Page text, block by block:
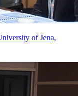
of Jena,